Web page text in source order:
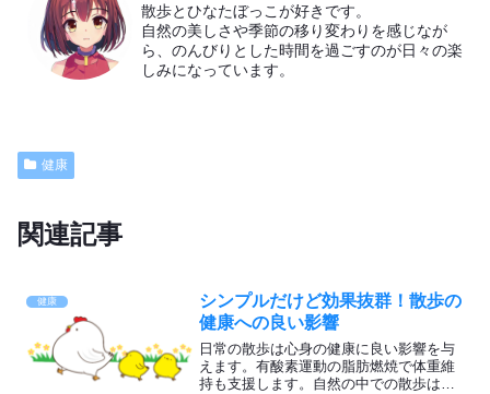
散歩とひなたぼっこが好きです。
自然の美しさや季節の移り変わりを感じなが
ら、のんびりとした時間を過ごすのが日々の楽
しみになっています。
健康
関連記事
健康
シンプルだけど効果抜群！散歩の
健康への良い影響
日常の散歩は心身の健康に良い影響を与
えます。有酸素運動の脂肪燃焼で体重維
持も支援します。自然の中での散歩は心